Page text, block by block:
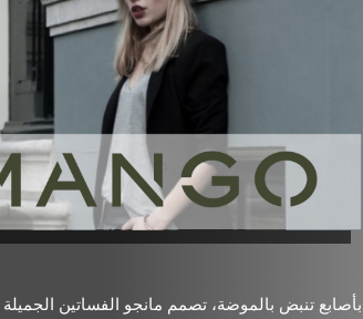
بأصابع تنبض بالموضة، تصمم مانجو الفساتين